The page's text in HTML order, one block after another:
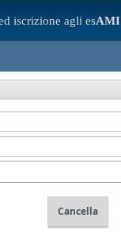
iscrizione agli esAMI
Cancella